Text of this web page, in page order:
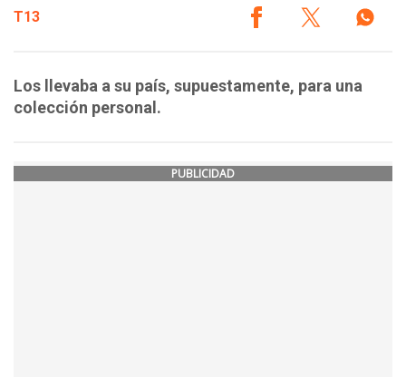
T13
Los llevaba a su país, supuestamente, para una
colección personal.
PUBLICIDAD